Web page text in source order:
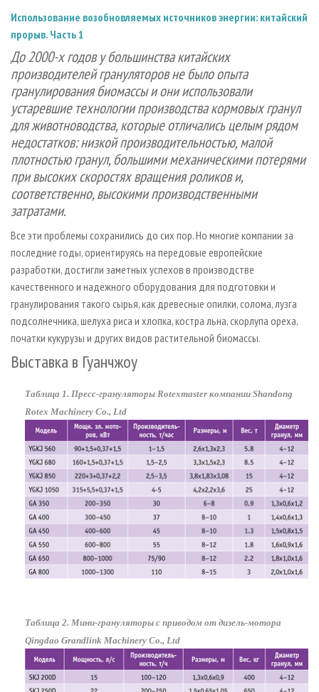
СУШКА ДРЕВЕСИНЫ
ПРОИЗВОДСТВО ДРЕВЕСНЫХ ПЛИТ
ДЕРЕВЯННОЕ ДОМОСТРОЕНИЕ
ПРОИЗВОДСТВО МЕБЕЛИ
БИОЭНЕРГЕТИКА
ЦБП
ИНСТРУМЕНТ И МАТЕРИАЛЫ
МОБИЛЬНЫЕ ВЫСТАВКИ
ОФИЦИАЛЬНЫЕ ДЕЛЕГАЦИИ
ПРИОРИТЕТНЫЕ ИНВЕСТПРОЕКТЫ
RUSSIAN FORESTRY REVIEW
ГАЗЕТА ЛЕСПРОМФОРУМ
БИБЛИОТЕКА СПЕЦИАЛИСТА
КОНТАКТЫ
РЕКЛАМА
РЕКЛАМА НА САЙТЕ
Использование возобновляемых источников энергии: китайский
прорыв. Часть 1
До 2000-х годов у большинства китайских
производителей грануляторов не было опыта
гранулирования биомассы и они использовали
устаревшие технологии производства кормовых гранул
для животноводства, которые отличались целым рядом
недостатков: низкой производительностью, малой
плотностью гранул, большими механическими потерями
при высоких скоростях вращения роликов и,
соответственно, высокими производственными
затратами.
Все эти проблемы сохранились до сих пор. Но многие компании за
последние годы, ориентируясь на передовые европейские
разработки, достигли заметных успехов в производстве
качественного и надежного оборудования для подготовки и
гранулирования такого сырья, как древесные опилки, солома, лузга
подсолнечника, шелуха риса и хлопка, костра льна, скорлупа ореха,
початки кукурузы и других видов растительной биомассы.
Выставка в Гуанчжоу
Таблица 1. Пресс-грануляторы Rotexmaster компании Shandong
Rotex Machinery Co., Ltd
Таблица 2. Мини-грануляторы с приводом от дизель-мотора
Qingdao Grandlink Machinery Co., Ltd